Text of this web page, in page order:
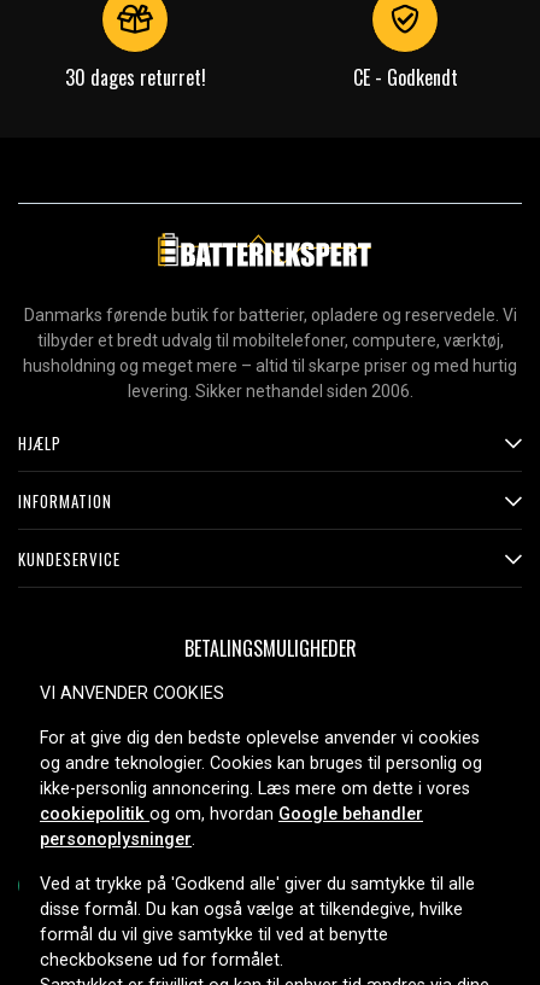
30 dages returret! CE - Godkendt
Danmarks førende butik for batterier, opladere og reservedele. Vi
tilbyder et bredt udvalg til mobiltelefoner, computere, værktøj,
husholdning og meget mere – altid til skarpe priser og med hurtig
levering. Sikker nethandel siden 2006.
HJÆLP
INFORMATION
KUNDESERVICE
BETALINGSMULIGHEDER
LEVERINGSMULIGHEDER
Copyright © 2026, Spares Nordic AB
VI ANVENDER COOKIES
For at give dig den bedste oplevelse anvender vi cookies
og andre teknologier. Cookies kan bruges til personlig og
ikke-personlig annoncering. Læs mere om dette i vores
cookiepolitik og om, hvordan Google behandler
personoplysninger.
Ved at trykke på 'Godkend alle' giver du samtykke til alle
disse formål. Du kan også vælge at tilkendegive, hvilke
formål du vil give samtykke til ved at benytte
checkboksene ud for formålet.